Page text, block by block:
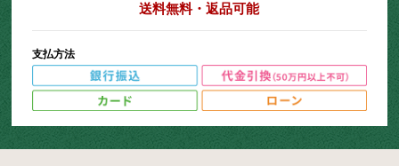
送料無料・返品可能
支払方法